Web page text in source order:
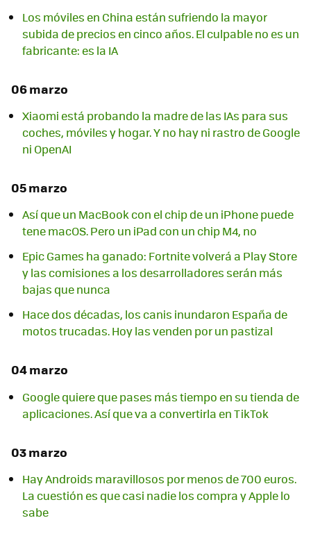
Los móviles en China están sufriendo la mayor
subida de precios en cinco años. El culpable no es un
fabricante: es la IA
06 marzo
Xiaomi está probando la madre de las IAs para sus
coches, móviles y hogar. Y no hay ni rastro de Google
ni OpenAI
05 marzo
Así que un MacBook con el chip de un iPhone puede
tene macOS. Pero un iPad con un chip M4, no
Epic Games ha ganado: Fortnite volverá a Play Store
y las comisiones a los desarrolladores serán más
bajas que nunca
Hace dos décadas, los canis inundaron España de
motos trucadas. Hoy las venden por un pastizal
04 marzo
Google quiere que pases más tiempo en su tienda de
aplicaciones. Así que va a convertirla en TikTok
03 marzo
Hay Androids maravillosos por menos de 700 euros.
La cuestión es que casi nadie los compra y Apple lo
sabe